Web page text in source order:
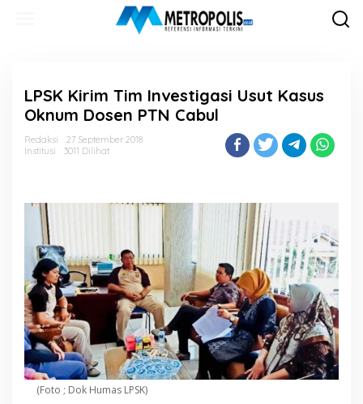
LPSK Kirim Tim Investigasi Usut Kasus
Oknum Dosen PTN Cabul
Redaksi
27 September 2018
Institusi
3011 Dilihat
(Foto ; Dok Humas LPSK)